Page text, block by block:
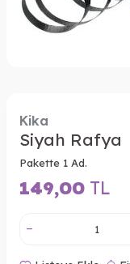
Kika
Siyah Rafya
Pakette 1 Ad.
149,00 TL